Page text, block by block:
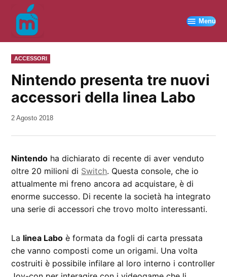
contenuto
Menu
PUBBLICATO
IN
ACCESSORI
Nintendo presenta tre nuovi
accessori della linea Labo
da
2 Agosto 2018
Nintendo ha dichiarato di recente di aver venduto
oltre 20 milioni di Switch. Questa console, che io
attualmente mi freno ancora ad acquistare, è di
enorme successo. Di recente la società ha integrato
una serie di accessori che trovo molto interessanti.
La linea Labo è formata da fogli di carta pressata
che vanno composti come un origami. Una volta
costruiti è possibile infilare al loro interno i controller